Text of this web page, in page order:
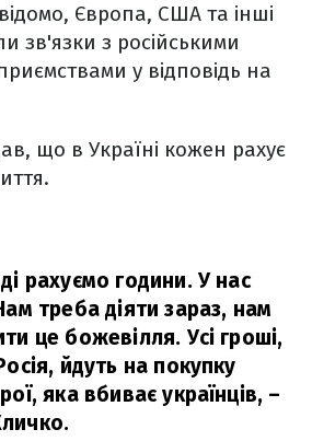
Європа, США та інші
зв'язки з російськими
у відповідь на
що в Україні кожен рахує
рахуємо години. У нас
треба діяти зараз, нам
це божевілля. Усі гроші,
йдуть на покупку
яка вбиває українців, –